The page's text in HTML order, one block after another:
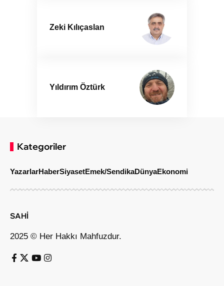
Zeki Kılıçaslan
Yıldırım Öztürk
Kategoriler
YazarlarHaberSiyasetEmek/SendikaDünyaEkonomi
SAHİ
2025 © Her Hakkı Mahfuzdur.